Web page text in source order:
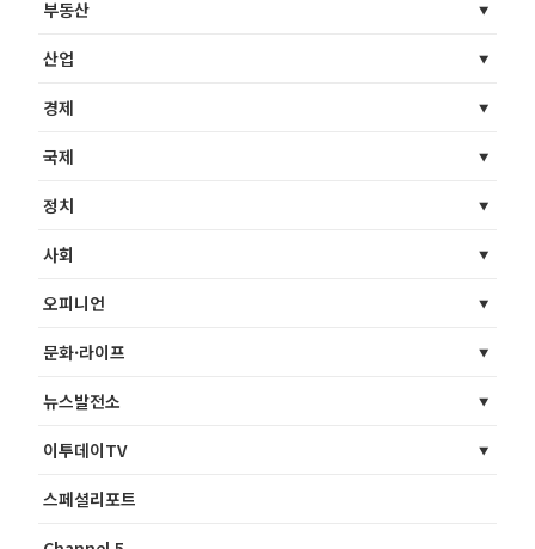
부동산
산업
경제
국제
정치
사회
오피니언
문화·라이프
뉴스발전소
이투데이TV
스페셜리포트